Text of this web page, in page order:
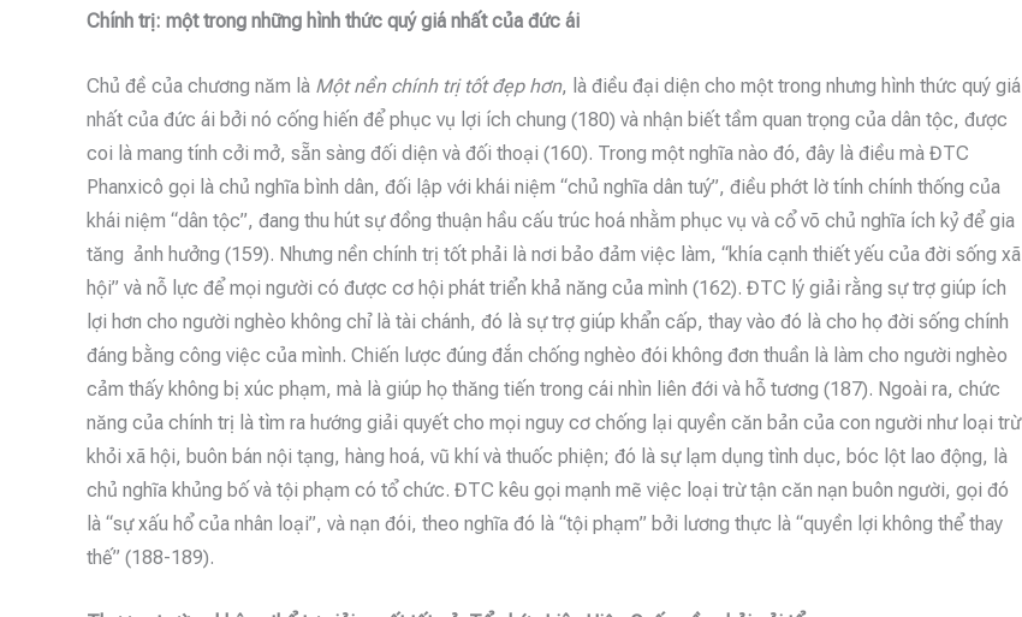
Chính trị: một trong những hình thức quý giá nhất của đức ái
Chủ đề của chương năm là Một nền chính trị tốt đẹp hơn, là điều đại diện cho một trong nhưng hình thức quý giá
nhất của đức ái bởi nó cống hiến để phục vụ lợi ích chung (180) và nhận biết tầm quan trọng của dân tộc, được
coi là mang tính cởi mở, sẵn sàng đối diện và đối thoại (160). Trong một nghĩa nào đó, đây là điều mà ĐTC
Phanxicô gọi là chủ nghĩa bình dân, đối lập với khái niệm “chủ nghĩa dân tuý”, điều phớt lờ tính chính thống của
khái niệm “dân tộc”, đang thu hút sự đồng thuận hầu cấu trúc hoá nhằm phục vụ và cổ võ chủ nghĩa ích kỷ để gia
tăng ảnh hưởng (159). Nhưng nền chính trị tốt phải là nơi bảo đảm việc làm, “khía cạnh thiết yếu của đời sống xã
hội” và nỗ lực để mọi người có được cơ hội phát triển khả năng của mình (162). ĐTC lý giải rằng sự trợ giúp ích
lợi hơn cho người nghèo không chỉ là tài chánh, đó là sự trợ giúp khẩn cấp, thay vào đó là cho họ đời sống chính
đáng bằng công việc của mình. Chiến lược đúng đắn chống nghèo đói không đơn thuần là làm cho người nghèo
cảm thấy không bị xúc phạm, mà là giúp họ thăng tiến trong cái nhìn liên đới và hỗ tương (187). Ngoài ra, chức
năng của chính trị là tìm ra hướng giải quyết cho mọi nguy cơ chống lại quyền căn bản của con người như loại trừ
khỏi xã hội, buôn bán nội tạng, hàng hoá, vũ khí và thuốc phiện; đó là sự lạm dụng tình dục, bóc lột lao động, là
chủ nghĩa khủng bố và tội phạm có tổ chức. ĐTC kêu gọi mạnh mẽ việc loại trừ tận căn nạn buôn người, gọi đó
là “sự xấu hổ của nhân loại”, và nạn đói, theo nghĩa đó là “tội phạm” bởi lương thực là “quyền lợi không thể thay
thế” (188-189).